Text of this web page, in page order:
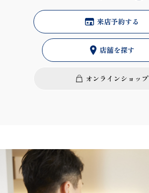
来店予約する
店舗を探す
オンラインショップ